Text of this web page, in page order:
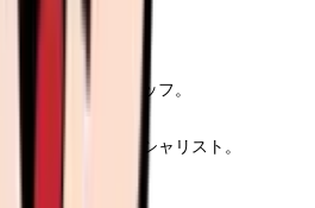
おける専門講師。
部門での専門スタッフ。
トレーニングスペシャリスト。